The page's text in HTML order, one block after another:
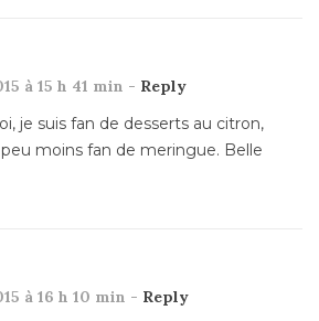
à 15 h 41 min - Reply
je suis fan de desserts au citron,
moins fan de meringue. Belle
à 16 h 10 min - Reply